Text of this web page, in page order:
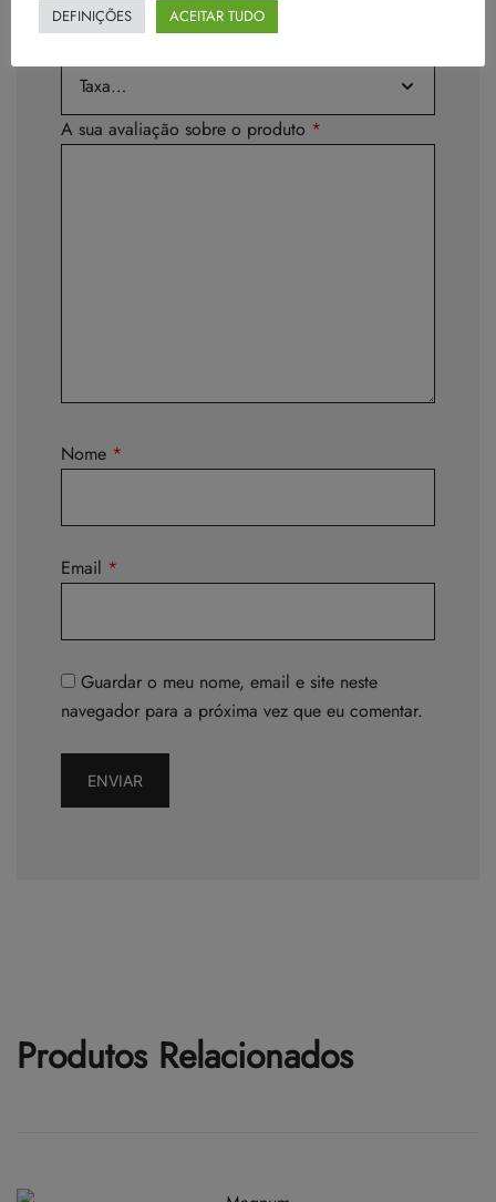
A sua avaliação sobre o produto *
Nome *
Email *
Guardar o meu nome, email e site neste
navegador para a próxima vez que eu comentar.
Produtos Relacionados
DEFINIÇÕES ACEITAR TUDO